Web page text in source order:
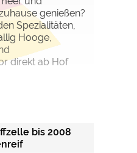
genießen?
Spezialitäten,
Hooge,
direkt ab Hof
bis 2008